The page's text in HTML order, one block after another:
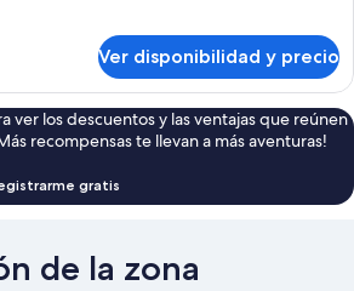
Ver disponibilidad y precio
ver los descuentos y las ventajas que reúnen
recompensas te llevan a más aventuras!
gratis
de la zona